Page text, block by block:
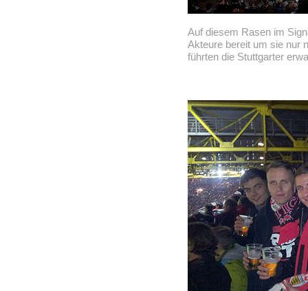
Auf diesem Rasen im
Akteure bereit um sie nur
führten die Stuttgarter